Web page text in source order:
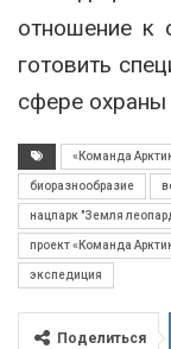
отношение к
готовить
сфере
«Команда
биоразнообразие
нацпарк "Земля
проект «Команда
экспедиция
Поделиться